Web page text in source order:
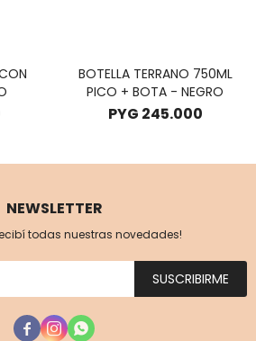
BOTELLA TERRANO 750ML
PICO + BOTA - NEGRO
PYG 245.000
NEWSLETTER
todas nuestras novedades!
SUSCRIBIRME
  